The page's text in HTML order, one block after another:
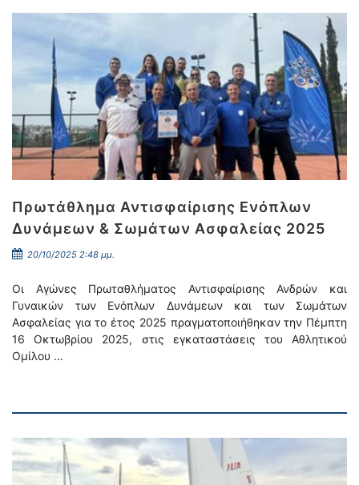
Πρωτάθλημα Αντισφαίρισης Ενόπλων
Δυνάμεων & Σωμάτων Ασφαλείας 2025
20/10/2025 2:48 μμ.
Οι Αγώνες Πρωταθλήματος Αντισφαίρισης Ανδρών και
Γυναικών των Ενόπλων Δυνάμεων και των Σωμάτων
Ασφαλείας για το έτος 2025 πραγματοποιήθηκαν την Πέμπτη
16 Οκτωβρίου 2025, στις εγκαταστάσεις του Αθλητικού
Ομίλου …